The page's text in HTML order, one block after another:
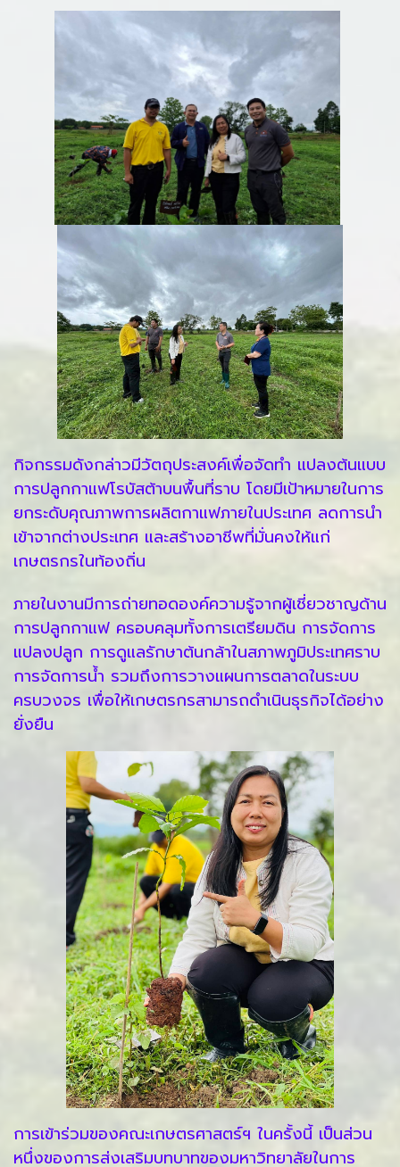
กิจกรรมดังกล่าวมีวัตถุประสงค์เพื่อจัดทำ แปลงต้นแบบ
การปลูกกาแฟโรบัสต้าบนพื้นที่ราบ โดยมีเป้าหมายในการ
ยกระดับคุณภาพการผลิตกาแฟภายในประเทศ ลดการนำ
เข้าจากต่างประเทศ และสร้างอาชีพที่มั่นคงให้แก่
เกษตรกรในท้องถิ่น
ภายในงานมีการถ่ายทอดองค์ความรู้จากผู้เชี่ยวชาญด้าน
การปลูกกาแฟ ครอบคลุมทั้งการเตรียมดิน การจัดการ
แปลงปลูก การดูแลรักษาต้นกล้าในสภาพภูมิประเทศราบ
การจัดการน้ำ รวมถึงการวางแผนการตลาดในระบบ
ครบวงจร เพื่อให้เกษตรกรสามารถดำเนินธุรกิจได้อย่าง
ยั่งยืน
การเข้าร่วมของคณะเกษตรศาสตร์ฯ ในครั้งนี้ เป็นส่วน
หนึ่งของการส่งเสริมบทบาทของมหาวิทยาลัยในการ